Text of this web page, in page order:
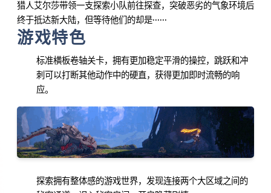
猎人艾尔莎带领一支探索小队前往探查，突破恶劣的气象环境后
终于抵达新大陆，但等待他们的却是······
游戏特色
标准横板卷轴关卡，拥有更加稳定平滑的操控，跳跃和冲
刺可以打断其他动作中的硬直，获得更加即时流畅的响
应。
探索拥有整体感的游戏世界，发现连接两个大区域之间的